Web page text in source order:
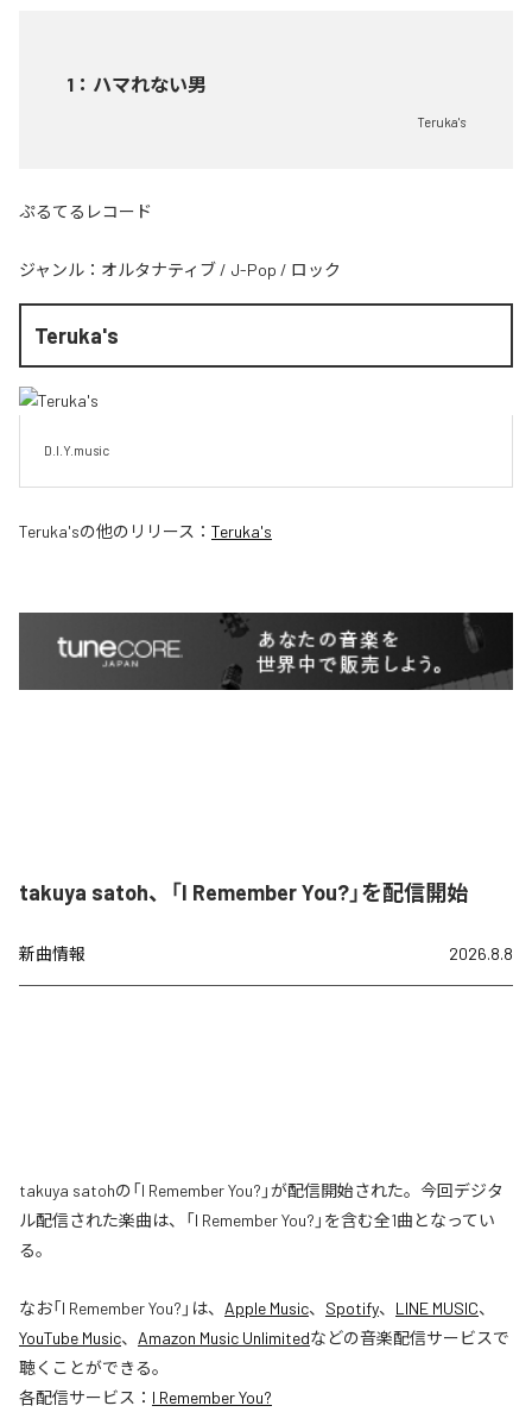
1 ： ハマれない男
Teruka's
ぷるてるレコード
ジャンル： オルタナティブ / J-Pop / ロック
Teruka's
D.I.Y.music
Teruka'sの他のリリース： Teruka's
takuya satoh、「I Remember You?」を配信開始
新曲情報 2026.8.8
takuya satohの「I Remember You?」が配信開始された。今回デジタ
ル配信された楽曲は、「I Remember You?」を含む全1曲となってい
る。
なお「I Remember You? 」は、 Apple Music、 Spotify、 LINE MUSIC、
YouTube Music、 Amazon Music Unlimitedなどの音楽配信サービスで
聴くことができる。
各配信サービス： I Remember You?